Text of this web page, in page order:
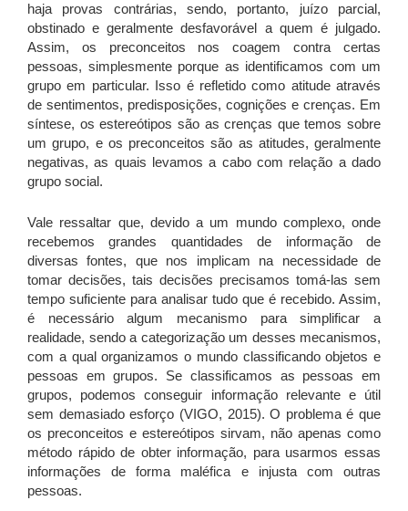
haja provas contrárias, sendo, portanto, juízo parcial,
obstinado e geralmente desfavorável a quem é julgado.
Assim, os preconceitos nos coagem contra certas
pessoas, simplesmente porque as identificamos com um
grupo em particular. Isso é refletido como atitude através
de sentimentos, predisposições, cognições e crenças. Em
síntese, os estereótipos são as crenças que temos sobre
um grupo, e os preconceitos são as atitudes, geralmente
negativas, as quais levamos a cabo com relação a dado
grupo social.
Vale ressaltar que, devido a um mundo complexo, onde
recebemos grandes quantidades de informação de
diversas fontes, que nos implicam na necessidade de
tomar decisões, tais decisões precisamos tomá-las sem
tempo suficiente para analisar tudo que é recebido. Assim,
é necessário algum mecanismo para simplificar a
realidade, sendo a categorização um desses mecanismos,
com a qual organizamos o mundo classificando objetos e
pessoas em grupos. Se classificamos as pessoas em
grupos, podemos conseguir informação relevante e útil
sem demasiado esforço (VIGO, 2015). O problema é que
os preconceitos e estereótipos sirvam, não apenas como
método rápido de obter informação, para usarmos essas
informações de forma maléfica e injusta com outras
pessoas.